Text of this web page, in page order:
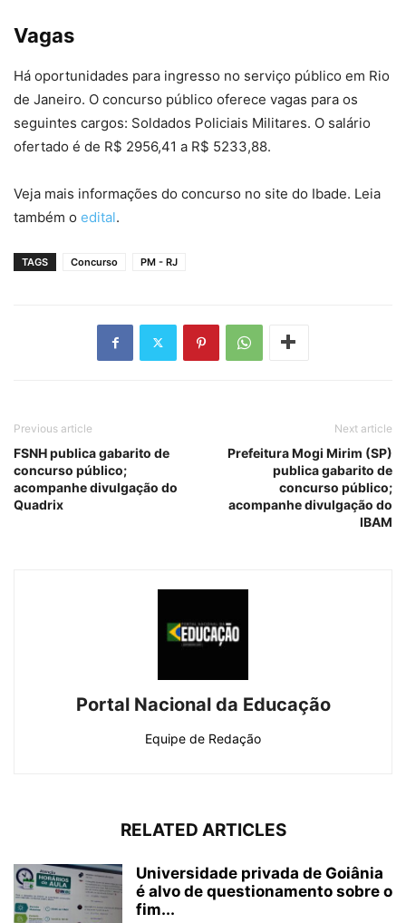
Vagas
Há oportunidades para ingresso no serviço público em Rio
de Janeiro. O concurso público oferece vagas para os
seguintes cargos: Soldados Policiais Militares. O salário
ofertado é de R$ 2956,41 a R$ 5233,88.
Veja mais informações do concurso no site do Ibade. Leia
também o edital.
TAGS Concurso PM - RJ
Previous article
FSNH publica gabarito de
concurso público;
acompanhe divulgação do
Quadrix
Next article
Prefeitura Mogi Mirim (SP)
publica gabarito de
concurso público;
acompanhe divulgação do
IBAM
Portal Nacional da Educação
Equipe de Redação
RELATED ARTICLES
Universidade privada de Goiânia
é alvo de questionamento sobre o
fim...